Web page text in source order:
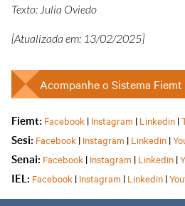
Texto: Julia Oviedo
[Atualizada em: 13/02/2025]
Acompanhe o Sistema Fiemt
Fiemt: Facebook | Instagram | Linkedin |
Sesi: Facebook | Instagram | Linkedin |
Senai: Facebook | Instagram | Linkedin |
IEL: Facebook | Instagram | Linkedin |